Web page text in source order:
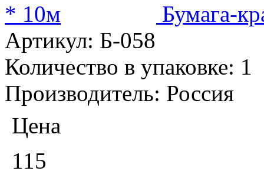
Бумага-
Артикул: Б-058
Количество в упаковке: 1
Производитель: Россия
Цена
115